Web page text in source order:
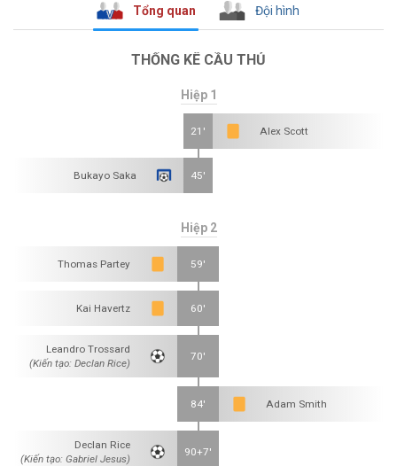
Tổng quan Đội hình
THỐNG KÊ CẦU THỦ
Hiệp 1
21' Alex Scott
Bukayo Saka 45'
Hiệp 2
Thomas Partey 59'
Kai Havertz 60'
Leandro Trossard
(Kiến tạo: Declan Rice)
70'
84' Adam Smith
Declan Rice
(Kiến tạo: Gabriel Jesus)
90+7'